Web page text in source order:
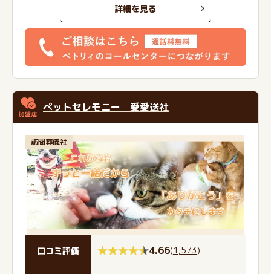
詳細を見る
ペットセレモニー 愛愛送社
訪問葬儀社
口コミ評価 4.66(1,573)